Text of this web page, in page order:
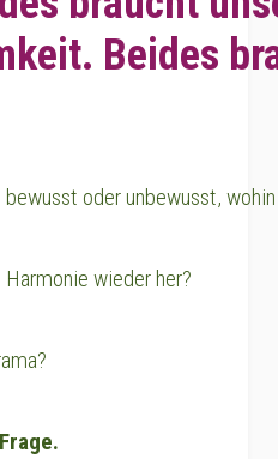
Beides
oder unbewusst,
wieder her?